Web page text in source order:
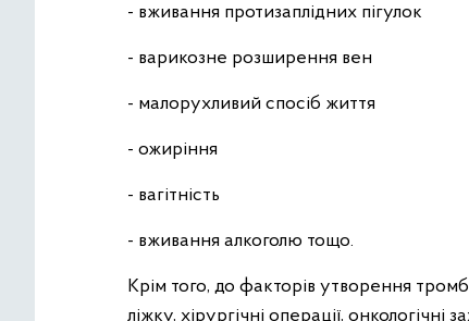
- вживання протизаплідних пігулок
- варикозне розширення вен
- малорухливий спосіб життя
- ожиріння
- вагітність
- вживання алкоголю тощо.
Крім того, до факторів утворення
ліжку, хірургічні операції,